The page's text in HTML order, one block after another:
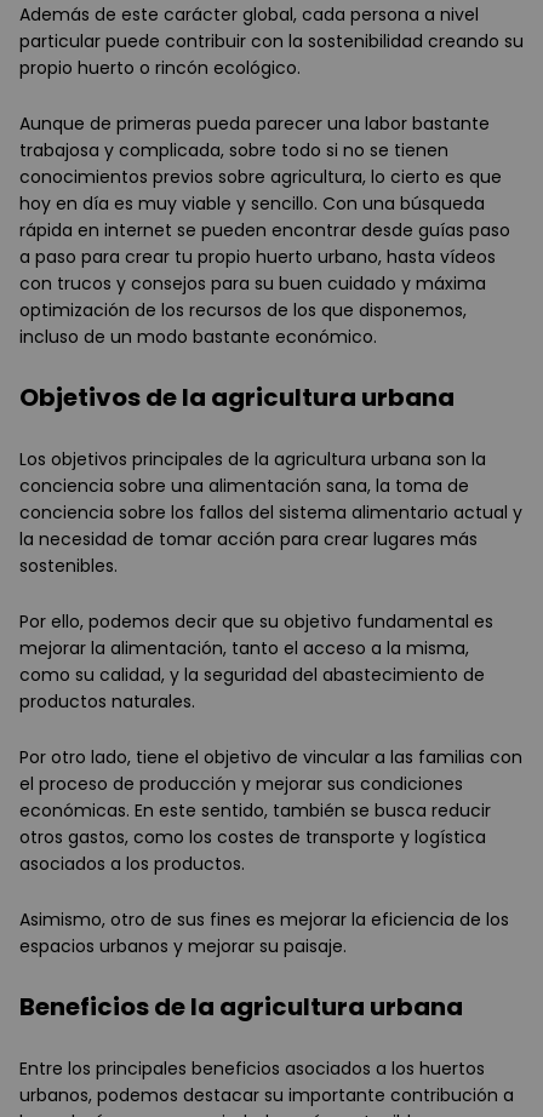
Además de este carácter global, cada persona a nivel
particular puede contribuir con la sostenibilidad creando su
propio huerto o rincón ecológico.
Aunque de primeras pueda parecer una labor bastante
trabajosa y complicada, sobre todo si no se tienen
conocimientos previos sobre agricultura, lo cierto es que
hoy en día es muy viable y sencillo. Con una búsqueda
rápida en internet se pueden encontrar desde guías paso
a paso para crear tu propio huerto urbano, hasta vídeos
con trucos y consejos para su buen cuidado y máxima
optimización de los recursos de los que disponemos,
incluso de un modo bastante económico.
Objetivos de la agricultura urbana
Los objetivos principales de la agricultura urbana son la
conciencia sobre una alimentación sana, la toma de
conciencia sobre los fallos del sistema alimentario actual y
la necesidad de tomar acción para crear lugares más
sostenibles.
Por ello, podemos decir que su objetivo fundamental es
mejorar la alimentación, tanto el acceso a la misma,
como su calidad, y la seguridad del abastecimiento de
productos naturales.
Por otro lado, tiene el objetivo de vincular a las familias con
el proceso de producción y mejorar sus condiciones
económicas. En este sentido, también se busca reducir
otros gastos, como los costes de transporte y logística
asociados a los productos.
Asimismo, otro de sus fines es mejorar la eficiencia de los
espacios urbanos y mejorar su paisaje.
Beneficios de la agricultura urbana
Entre los principales beneficios asociados a los huertos
urbanos, podemos destacar su importante contribución a